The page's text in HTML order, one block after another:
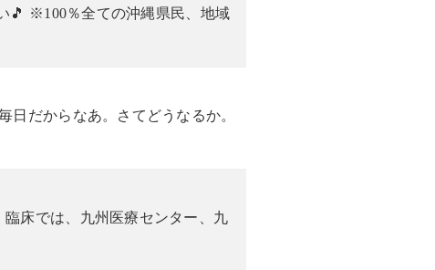
🎵 ※100％全ての沖縄県民、地域
日だからなあ。さてどうなるか。
床では、九州医療センター、九